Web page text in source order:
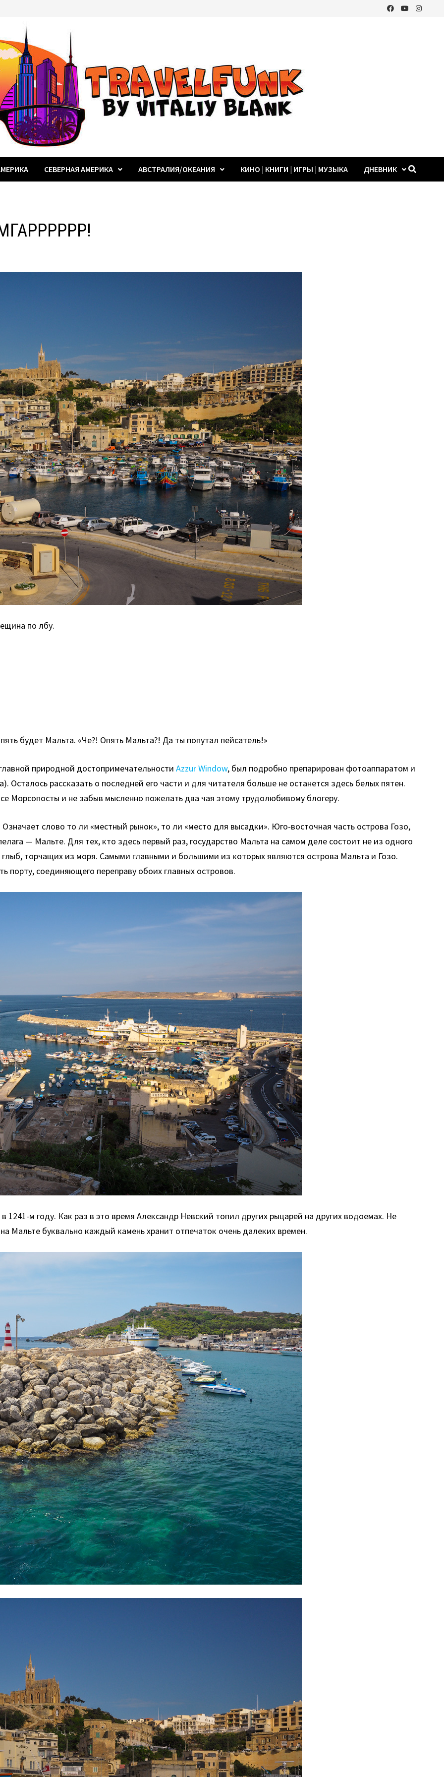
СЕВЕРНАЯ АМЕРИКА АВСТРАЛИЯ/ОКЕАНИЯ КИНО | КНИГИ | ИГРЫ | МУЗЫКА ДНЕВНИК
по лбу.
будет Мальта. «Че?! Опять Мальта?! Да ты попутал пейсатель!»
природной достопримечательностиAzzur Window, был подробно препарирован фотоаппаратом и
Осталось рассказать о последней его части и для читателя больше не останется здесь белых пятен.
Морсопосты и не забыв мысленно пожелать два чая этому трудолюбивому блогеру.
слово то ли «местный рынок», то ли «место для высадки». Юго-восточная часть острова Гозо,
— Мальте. Для тех, кто здесь первый раз, государство Мальта на самом деле состоит не из одного
торчащих из моря. Самыми главными и большими из которых являются острова Мальта и Гозо.
порту, соединяющего переправу обоих главных островов.
м году. Как раз в это время Александр Невский топил других рыцарей на других водоемах. Не
Мальте буквально каждый камень хранит отпечаток очень далеких времен.